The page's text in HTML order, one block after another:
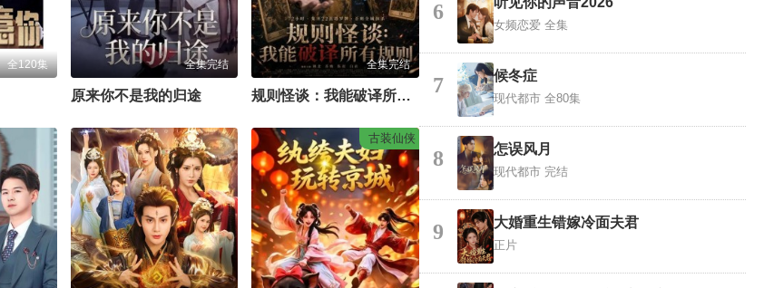
全120集 全集完结
原来你不是我的归途
全集完结
规则怪谈：我能破译所有规则
古装仙侠
6
女频恋爱 全集
7 候冬症
现代都市 全80集
8 怎误风月
现代都市 完结
9 大婚重生错嫁冷面夫君
正片